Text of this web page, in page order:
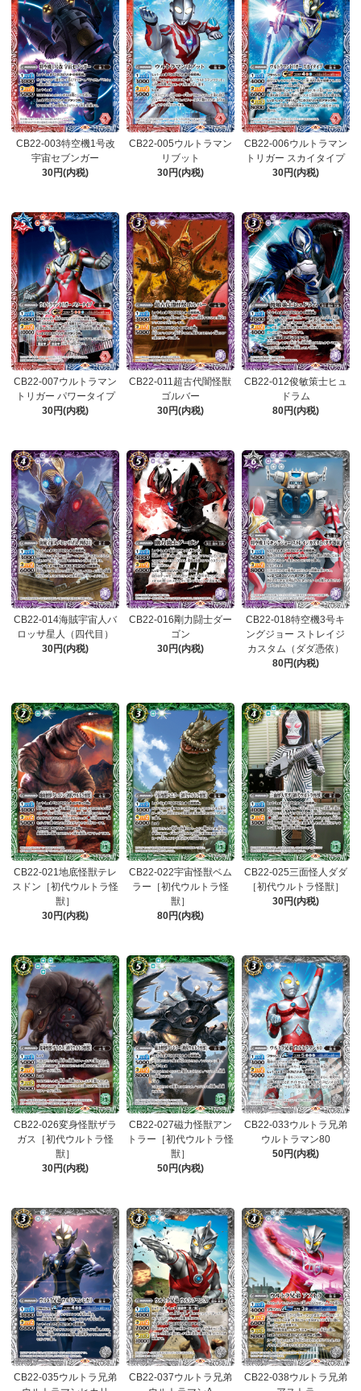
CB22-003特空機1号改
宇宙セブンガー
30円(内税)
CB22-005ウルトラマン
リブット
30円(内税)
CB22-006ウルトラマン
トリガー スカイタイプ
30円(内税)
CB22-007ウルトラマン
トリガー パワータイプ
30円(内税)
CB22-011超古代闇怪獣
ゴルバー
30円(内税)
CB22-012俊敏策士ヒュ
ドラム
80円(内税)
CB22-014海賊宇宙人バ
ロッサ星人（四代目）
30円(内税)
CB22-016剛力闘士ダー
ゴン
30円(内税)
CB22-018特空機3号キ
ングジョー ストレイジ
カスタム（ダダ憑依）
80円(内税)
CB22-021地底怪獣テレ
スドン［初代ウルトラ怪
獣］
30円(内税)
CB22-022宇宙怪獣ベム
ラー［初代ウルトラ怪
獣］
80円(内税)
CB22-025三面怪人ダダ
［初代ウルトラ怪獣］
30円(内税)
CB22-026変身怪獣ザラ
ガス［初代ウルトラ怪
獣］
30円(内税)
CB22-027磁力怪獣アン
トラー［初代ウルトラ怪
獣］
50円(内税)
CB22-033ウルトラ兄弟
ウルトラマン80
50円(内税)
CB22-035ウルトラ兄弟
CB22-037ウルトラ兄弟
CB22-038ウルトラ兄弟